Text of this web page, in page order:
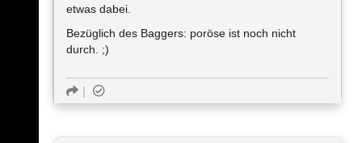
etwas dabei.
Bezüglich des Baggers: poröse ist noch nicht
durch. ;)